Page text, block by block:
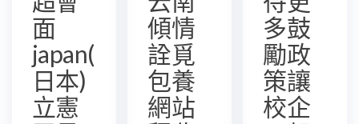
面
japan(
日本)
立憲
傾情
詮覓
包養
網站
多鼓
勵政
策讓
校企